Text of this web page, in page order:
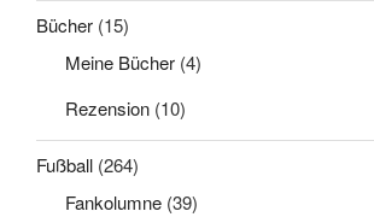
Bücher (15)
Meine Bücher (4)
Rezension (10)
Fußball (264)
Fankolumne (39)